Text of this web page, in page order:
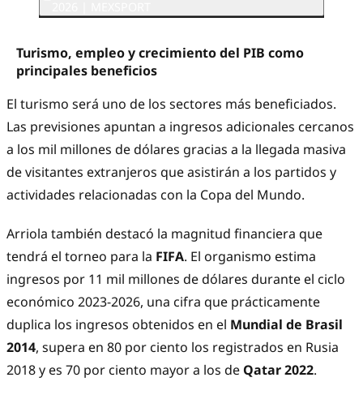
Turismo, empleo y crecimiento del PIB como
principales beneficios
El turismo será uno de los sectores más beneficiados.
Las previsiones apuntan a ingresos adicionales cercanos
a los mil millones de dólares gracias a la llegada masiva
de visitantes extranjeros que asistirán a los partidos y
actividades relacionadas con la Copa del Mundo.
Arriola también destacó la magnitud financiera que
tendrá el torneo para la FIFA. El organismo estima
ingresos por 11 mil millones de dólares durante el ciclo
económico 2023-2026, una cifra que prácticamente
duplica los ingresos obtenidos en el Mundial de Brasil
2014, supera en 80 por ciento los registrados en Rusia
2018 y es 70 por ciento mayor a los deQatar 2022.